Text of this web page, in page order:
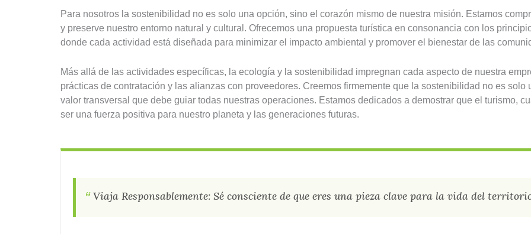
Para nosotros la sostenibilidad no es solo una opción, sino el corazón mismo de nuestra misión. Estamos
y preserve nuestro entorno natural y cultural. Ofrecemos una propuesta turística en consonancia con los
donde cada actividad está diseñada para minimizar el impacto ambiental y promover el bienestar de las
Más allá de las actividades específicas, la ecología y la sostenibilidad impregnan cada aspecto de nuestra
prácticas de contratación y las alianzas con proveedores. Creemos firmemente que la sostenibilidad no es
valor transversal que debe guiar todas nuestras operaciones. Estamos dedicados a demostrar que el turismo,
ser una fuerza positiva para nuestro planeta y las generaciones futuras.
Viaja Responsablemente: Sé consciente de que eres una pieza clave para la vida del